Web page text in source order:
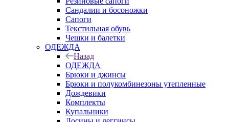
Сандалии и босоножки
Сапоги
Текстильная обувь
Чешки и балетки
ОДЕЖДА
Назад
ОДЕЖДА
Брюки и джинсы
Брюки и полукомбинезоны утепленные
Дождевики
Комплекты
Купальники